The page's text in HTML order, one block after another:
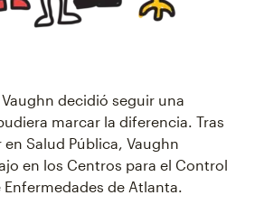
decidió seguir una
marcar la diferencia. Tras
Salud Pública, Vaughn
en los Centros para el Control
Enfermedades de Atlanta.